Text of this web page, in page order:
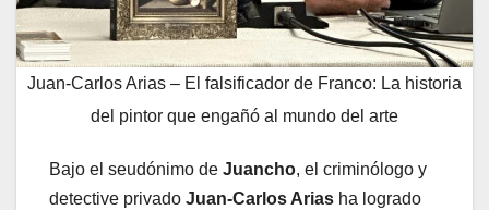
Juan-Carlos Arias – El falsificador de Franco: La historia
del pintor que engañó al mundo del arte
Bajo el seudónimo de Juancho, el criminólogo y
detective privado Juan-Carlos Arias ha logrado